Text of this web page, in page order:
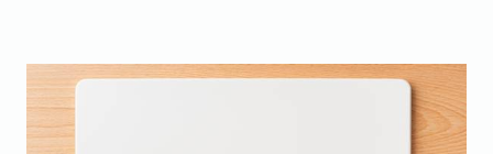
Accepteer alle cookies
Bewaar voorkeuren